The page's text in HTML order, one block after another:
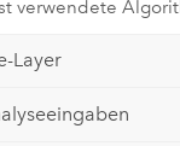
verwendete
Layer